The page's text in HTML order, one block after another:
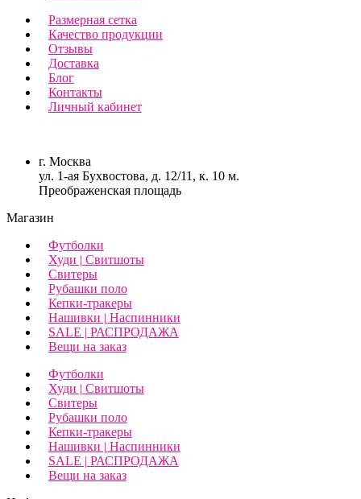
Размерная сетка
Качество продукции
Отзывы
Доставка
Блог
Контакты
Личный кабинет
г. Москва
ул. 1-ая Бухвостова, д. 12/11, к. 10 м.
Преображенская площадь
Магазин
Футболки
Худи | Свитшоты
Свитеры
Рубашки поло
Кепки-тракеры
Нашивки | Наспинники
SALE | РАСПРОДАЖА
Вещи на заказ
Футболки
Худи | Свитшоты
Свитеры
Рубашки поло
Кепки-тракеры
Нашивки | Наспинники
SALE | РАСПРОДАЖА
Вещи на заказ